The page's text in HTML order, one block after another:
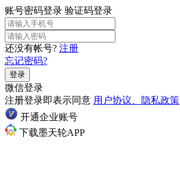
账号密码登录 验证码登录
还没有帐号? 注册
忘记密码?
登录
微信登录
注册登录即表示同意 用户协议、隐私政策
开通企业账号
下载墨天轮APP